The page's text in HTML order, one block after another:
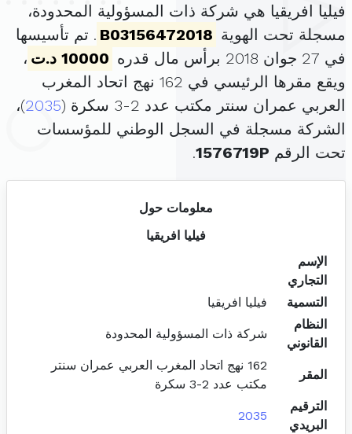
فيليا افريقيا هي شركة ذات المسؤولية المحدودة،
مسجلة تحت الهوية B03156472018 . تم تأسيسها
في 27 جوان 2018 برأس مال قدره
10000 د.ت
،
ويقع مقرها الرئيسي في 162 نهج اتحاد المغرب
العربي عمران سنتر مكتب عدد 2-3 سكرة (
2035)،
الشركة مسجلة في السجل الوطني للمؤسسات
تحت الرقم 1576719P
.
معلومات حول
فيليا افريقيا
الإسم
التجاري
التسمية
فيليا افريقيا
النظام
القانوني
شركة ذات المسؤولية المحدودة
المقر
162 نهج اتحاد المغرب العربي عمران سنتر
مكتب عدد 2-3 سكرة
الترقيم
البريدي
2035